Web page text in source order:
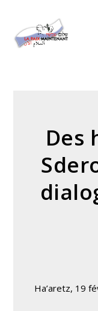
Des
Ha’aretz, 19